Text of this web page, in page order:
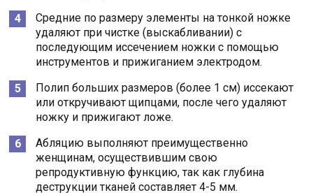
Средние по размеру элементы на тонкой ножке
удаляют при чистке (выскабливании) с
последующим иссечением ножки с помощью
инструментов и прижиганием электродом.
Полип больших размеров (более 1 см) иссекают
или откручивают щипцами, после чего удаляют
ножку и прижигают ложе.
Абляцию выполняют преимущественно
женщинам, осуществившим свою
репродуктивную функцию, так как глубина
деструкции тканей составляет 4-5 мм.